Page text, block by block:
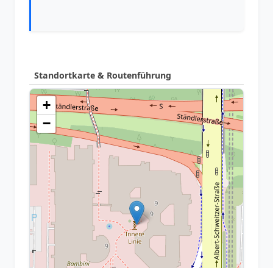
Standortkarte & Routenführung
+
−